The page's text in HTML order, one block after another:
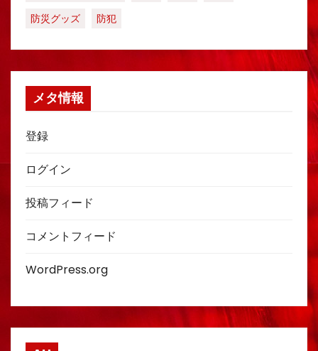
防災グッズ
防犯
メタ情報
登録
ログイン
投稿フィード
コメントフィード
WordPress.org